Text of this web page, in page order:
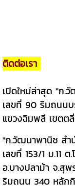
ติดต่อเรา
เปิดใหม่ล่าสุด "
เลขที่ 90 ริมถนน
แขวงฉิมพลี เขตต
"ก.วัฒนาพานิช สำ
เลขที่ 153/1
อ.บางปลาม้า จ.สุ
ริมถนน 340 หลัก